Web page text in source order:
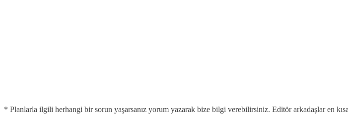
* Planlarla ilgili herhangi bir sorun yaşarsanız yorum yazarak bize bilgi verebilirsiniz. Editör arkadaşlar en